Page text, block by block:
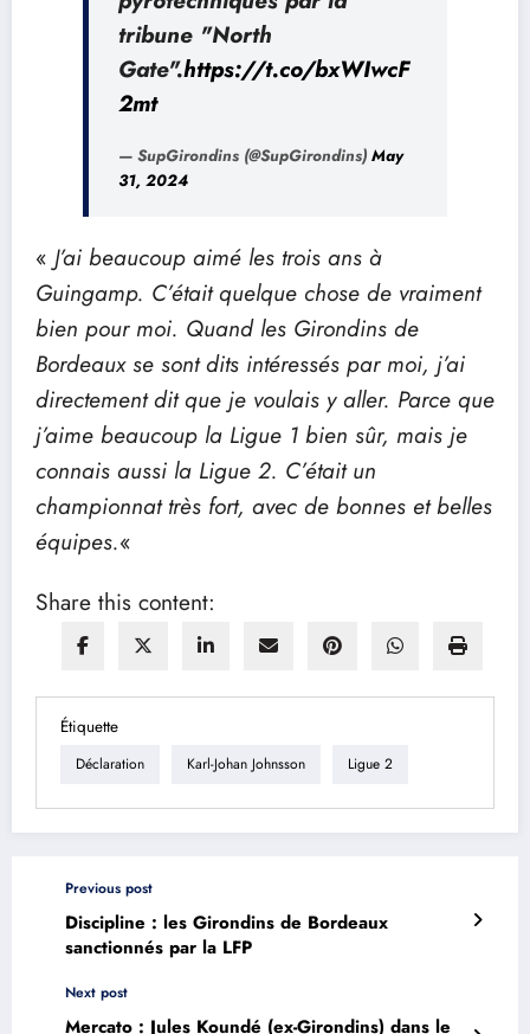
tribune "North
Gate".https://t.co/bxWIwcF
2mt
— SupGirondins (@SupGirondins) May
31, 2024
« J’ai beaucoup aimé les trois ans à
Guingamp. C’était quelque chose de vraiment
bien pour moi. Quand les Girondins de
Bordeaux se sont dits intéressés par moi, j’ai
directement dit que je voulais y aller. Parce que
j’aime beaucoup la Ligue 1 bien sûr, mais je
connais aussi la Ligue 2. C’était un
championnat très fort, avec de bonnes et belles
équipes.«
Share this content:
Étiquette
Déclaration Karl-Johan Johnsson Ligue 2
Previous post
Discipline : les Girondins de Bordeaux
sanctionnés par la LFP
Next post
Mercato : Jules Koundé (ex-Girondins) dans le